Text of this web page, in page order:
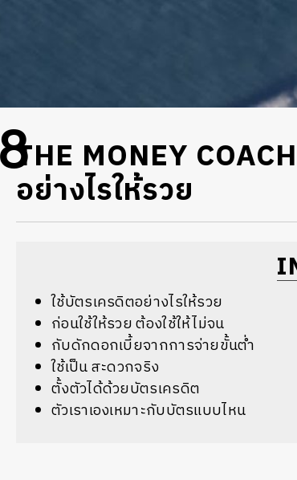
THE MONEY
อย่างไรให้รวย
ใช้บัตรเครดิตอย่างไรให้รวย
ก่อนใช้ให้รวย ต้องใช้ให้ไม่จน
กับดักดอกเบี้ยจากการจ่ายขั้นต่ำ
ใช้เป็น สะดวกจริง
ตั้งตัวได้ด้วยบัตรเครดิต
ตัวเราเองเหมาะกับบัตรแบบไหน